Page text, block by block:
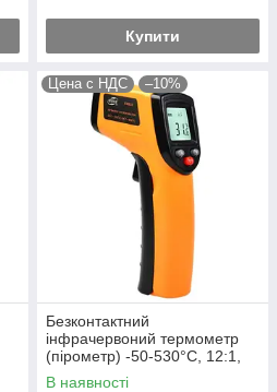
Купити
Цена с НДС –10%
Безконтактний
інфрачервоний термометр
(пірометр) -50-530°C, 12:1,
EMS=0,95
В наявності